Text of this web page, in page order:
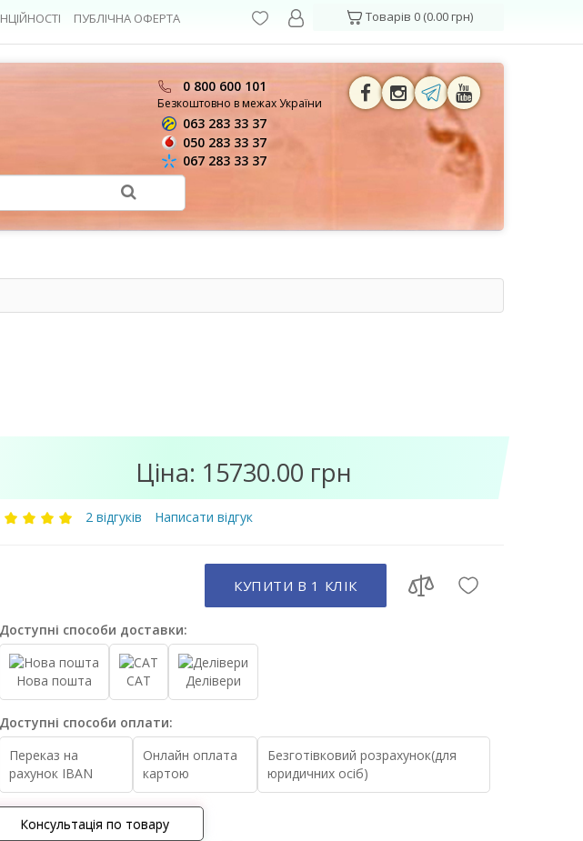
ПУБЛІЧНА ОФЕРТА Товарів 0 (0.00 грн)
0 800 600 101
Безкоштовно в межах України
063 283 33 37
050 283 33 37
067 283 33 37
Ціна: 15730.00 грн
2 відгуків Написати відгук
КУПИТИ В 1 КЛIК
Доступні способи доставки:
Нова пошта САТ Делівери
Доступні способи оплати:
Переказ на
рахунок IBAN
Онлайн оплата
картою
Безготівковий розрахунок(для
юридичних осіб)
Консультація по товару